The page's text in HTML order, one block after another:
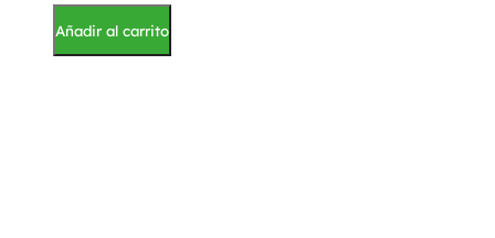
Añadir al carrito